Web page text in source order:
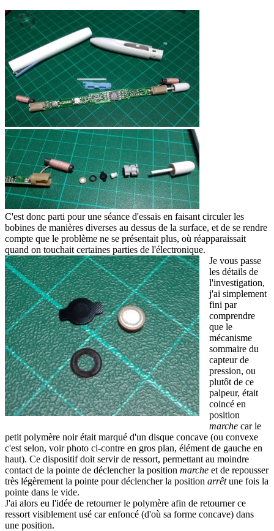
C'est donc parti pour une séance d'essais en faisant circuler les
bobines de manières diverses au dessus de la surface, et de se rendre
compte que le problème ne se présentait plus, où réapparaissait
quand on touchait certaines parties de l'électronique.
Je vous passe
les détails de
l'investigation,
j'ai simplement
fini par
comprendre
que le
mécanisme
sommaire du
capteur de
pression, ou
plutôt de ce
palpeur, était
coincé en
position
marche car le
petit polymère noir était marqué d'un disque concave (ou convexe
c'est selon, voir photo ci-contre en gros plan, élément de gauche en
haut). Ce dispositif doit servir de ressort, permettant au moindre
contact de la pointe de déclencher la position marche et de repousser
très légèrement la pointe pour déclencher la position arrêtune fois la
pointe dans le vide.
J'ai alors eu l'idée de retourner le polymère afin de retourner ce
ressort visiblement usé car enfoncé (d'où sa forme concave) dans
une position.